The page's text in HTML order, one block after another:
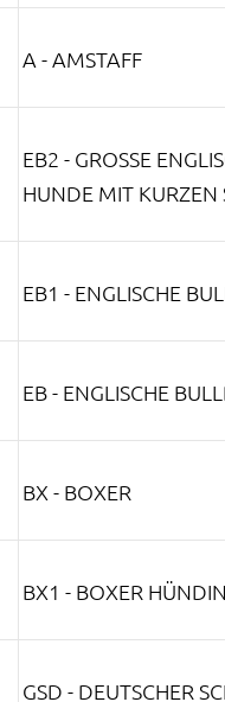
A - AMSTAFF
EB2 - GROSSE
NDE MIT KURZEN
EB1 - ENGLISCHE
EB - ENGLISCHE
BX - BOXER
BX1 - BOXER HÜNDIN
GSD - DEUTSCHER